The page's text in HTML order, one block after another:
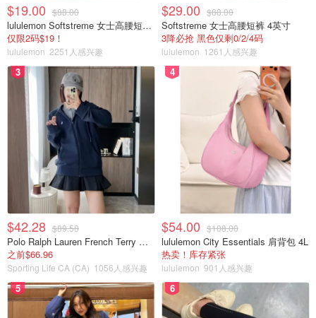
$19.00 $88.00
lululemon Softstreme 女士高腰短裤 10cm
仅限2码$19！
lululemon 2251人感兴趣
$29.00 $88.00
Softstreme 女士高腰短裤 4英寸
3降必抢 黑色仅剩0/2/4码
lululemon 1261人感兴趣
3
$42.28 $89.50
Polo Ralph Lauren French Terry 女童连帽卫衣 7-16码
之前$66.96
Sporting Life CA (CA) 1056人感兴趣
4
$54.00 $108.00
lululemon City Essentials 肩背包 4L
热卖！库存紧张
lululemon 901人感兴趣
5 6